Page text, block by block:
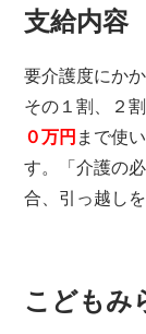
支給内容
要介護度にか
その１割、２
０万円 まで使
す。「介護の
合、引っ越し
こどもみ